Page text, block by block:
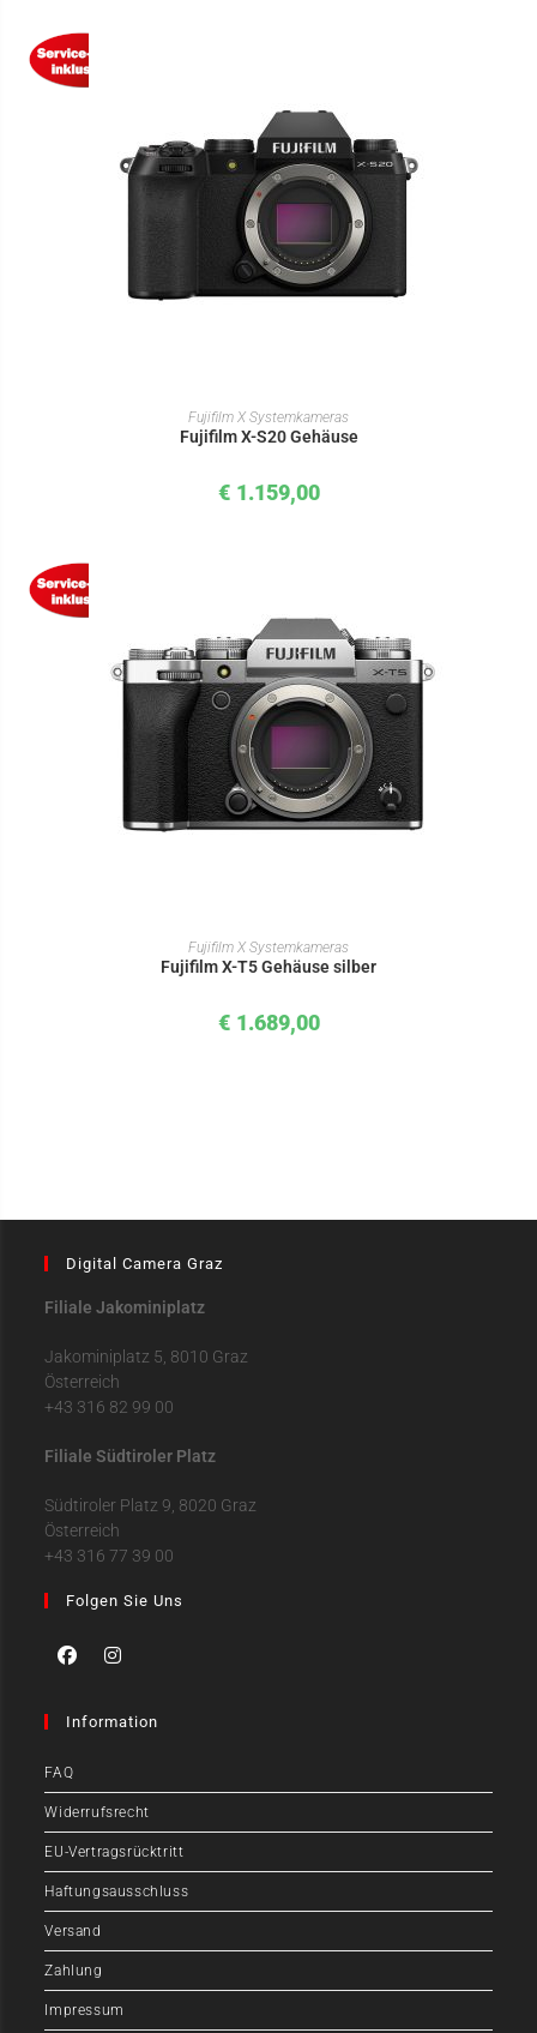
IN DEN WARENKORB
Fujifilm X Systemkameras
Fujifilm X-S20 Gehäuse
€ 1.159,00
IN DEN WARENKORB
Fujifilm X Systemkameras
Fujifilm X-T5 Gehäuse silber
€ 1.689,00
Digital Camera Graz
Filiale Jakominiplatz
Jakominiplatz 5, 8010 Graz
Österreich
+43 316 82 99 00
Filiale Südtiroler Platz
Südtiroler Platz 9, 8020 Graz
Österreich
+43 316 77 39 00
Folgen Sie Uns
Information
FAQ
Widerrufsrecht
EU-Vertragsrücktritt
Haftungsausschluss
Versand
Zahlung
Impressum